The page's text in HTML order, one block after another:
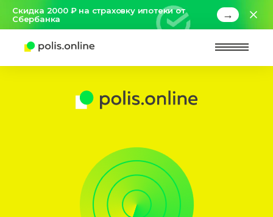
Скидка 2000 ₽ на страховку ипотеки от
Сбербанка
→